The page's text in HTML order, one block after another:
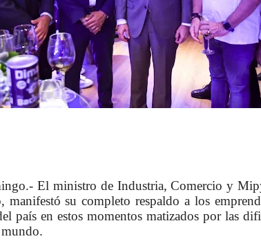
El ministro de Industria, Comercio y
manifestó su completo respaldo a los
país en estos momentos matizados por las